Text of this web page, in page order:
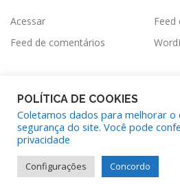
Acessar
Feed
Feed de comentários
Copyright © 2026 Higienização e
OnePresspor
POLÍTICA DE COOKIES
Coletamos dados para melhorar o
segurança do site. Você pode
privacidade
Configurações Concordo